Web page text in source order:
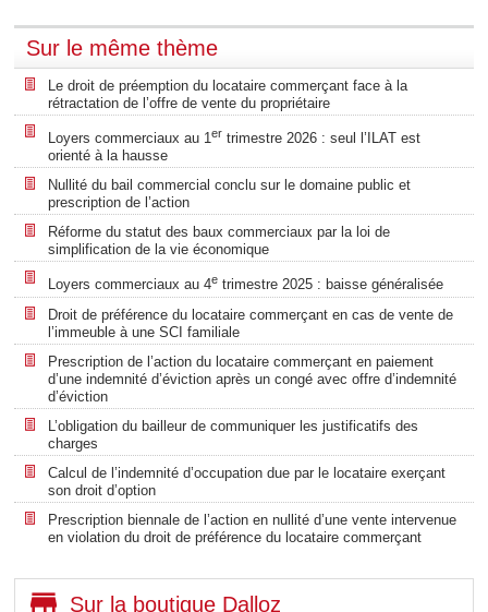
Sur le même thème
Le droit de préemption du locataire commerçant face à la
rétractation de l’offre de vente du propriétaire
Loyers commerciaux au 1er trimestre 2026 : seul l’ILAT est
orienté à la hausse
Nullité du bail commercial conclu sur le domaine public et
prescription de l’action
Réforme du statut des baux commerciaux par la loi de
simplification de la vie économique
Loyers commerciaux au 4e trimestre 2025 : baisse généralisée
Droit de préférence du locataire commerçant en cas de vente de
l’immeuble à une SCI familiale
Prescription de l’action du locataire commerçant en paiement
d’une indemnité d’éviction après un congé avec offre d’indemnité
d’éviction
L’obligation du bailleur de communiquer les justificatifs des
charges
Calcul de l’indemnité d’occupation due par le locataire exerçant
son droit d’option
Prescription biennale de l’action en nullité d’une vente intervenue
en violation du droit de préférence du locataire commerçant
Sur la boutique Dalloz